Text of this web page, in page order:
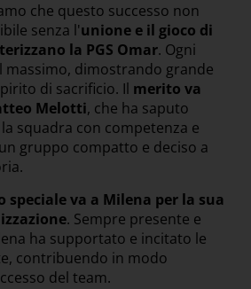
che questo successo non
senza l'unione e il gioco di
la PGS Omar. Ogni
massimo, dimostrando grande
di sacrificio. Il merito va
Melotti, che ha saputo
squadra con competenza e
gruppo compatto e deciso a
va a Milena per la sua
. Sempre presente e
ha supportato e incitato le
contribuendo in modo
del team.